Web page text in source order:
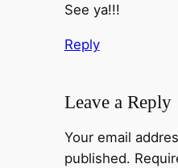
See ya!!!
Reply
Leave a Reply
Your email
published.